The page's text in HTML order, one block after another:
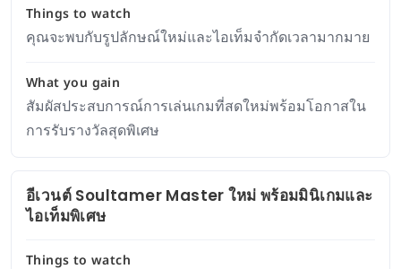
Things to watch
คุณจะพบกับรูปลักษณ์ใหม่และไอเท็มจำกัดเวลามากมาย
What you gain
สัมผัสประสบการณ์การเล่นเกมที่สดใหม่พร้อมโอกาสใน
การรับรางวัลสุดพิเศษ
อีเวนต์ Soultamer Master ใหม่ พร้อมมินิเกมและ
ไอเท็มพิเศษ
Things to watch